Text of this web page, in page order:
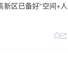
区已备好“空间+人